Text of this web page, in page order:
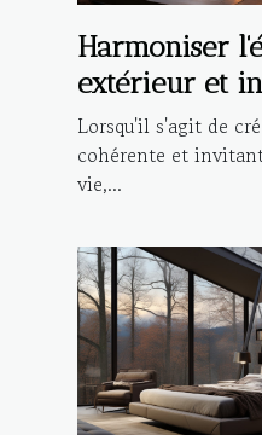
Harmoniser
extérieur et
des
Lorsqu'il s'agit de
cohérente et
vie,...